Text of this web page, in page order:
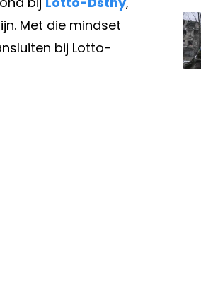
Met die mindset
bij Lotto-